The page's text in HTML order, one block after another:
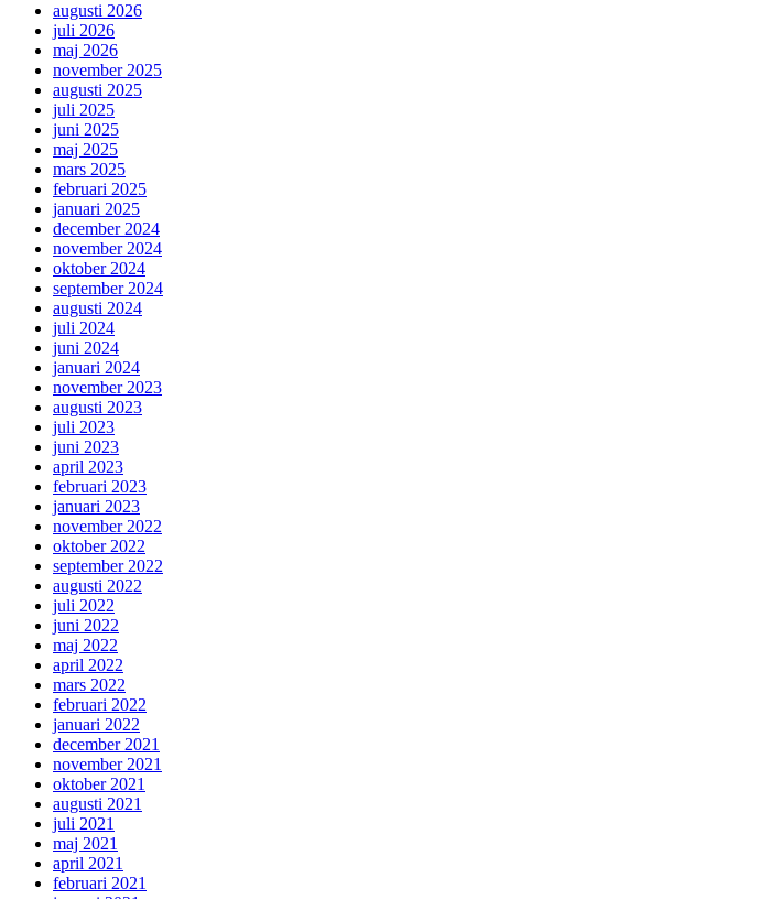
augusti 2026
juli 2026
maj 2026
november 2025
augusti 2025
juli 2025
juni 2025
maj 2025
mars 2025
februari 2025
januari 2025
december 2024
november 2024
oktober 2024
september 2024
augusti 2024
juli 2024
juni 2024
januari 2024
november 2023
augusti 2023
juli 2023
juni 2023
april 2023
februari 2023
januari 2023
november 2022
oktober 2022
september 2022
augusti 2022
juli 2022
juni 2022
maj 2022
april 2022
mars 2022
februari 2022
januari 2022
december 2021
november 2021
oktober 2021
augusti 2021
juli 2021
maj 2021
april 2021
februari 2021